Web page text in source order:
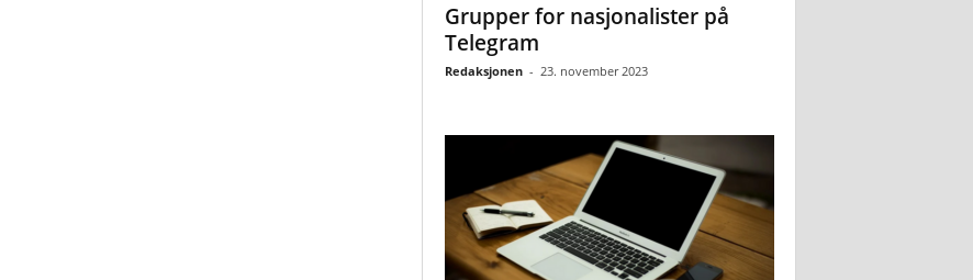
Grupper for nasjonalister på
Telegram
Redaksjonen - 23. november 2023